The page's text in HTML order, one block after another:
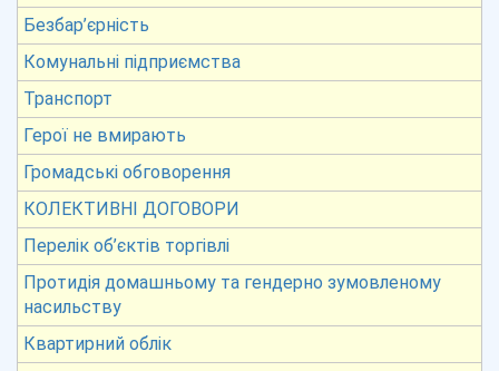
Безбар’єрність
Комунальні підприємства
Транспорт
Герої не вмирають
Громадські обговорення
КОЛЕКТИВНІ ДОГОВОРИ
Перелік об’єктів торгівлі
Протидія домашньому та гендерно зумовленому
насильству
Квартирний облік